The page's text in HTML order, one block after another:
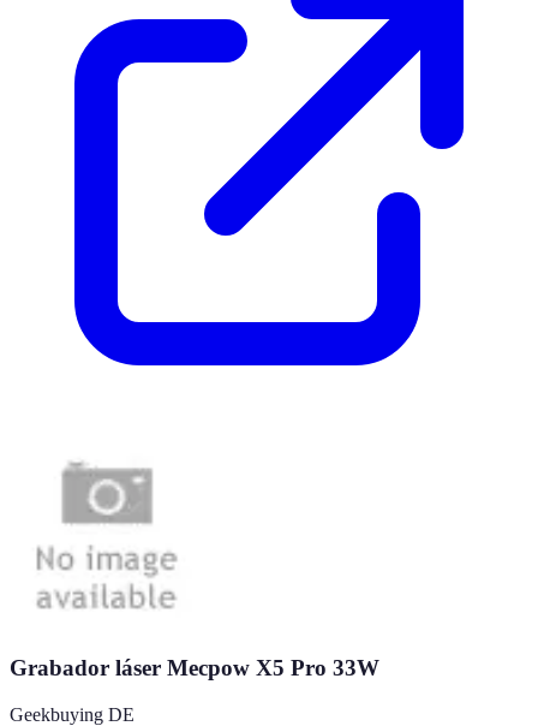
Grabador láser Mecpow X5 Pro 33W
Geekbuying DE